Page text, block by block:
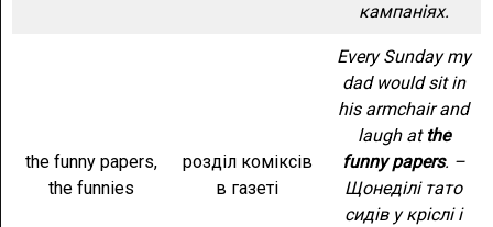
кампаніях.
the funny papers,
the funnies
розділ коміксів
в газеті
Every Sunday my
dad would sit in
his armchair and
laugh at the
funny papers. –
Щонеділі тато
сидів у кріслі і